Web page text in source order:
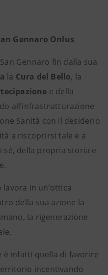
Gennaro Onlus
Gennaro fin dalla sua
la Cura del Bello, la
e della
all’infrastrutturazione
Sanità con il desiderio
a riscoprirsi tale e a
sé, della propria storia e
lavora in un’ottica
della sua azione la
la rigenerazione
è infatti quella di favorire
incentivando